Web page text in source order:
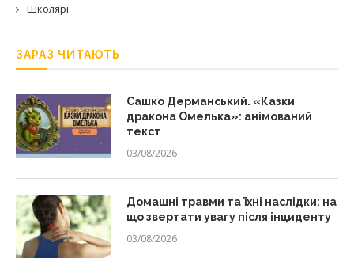
Школярі
ЗАРАЗ ЧИТАЮТЬ
Сашко Дерманський. «Казки
дракона Омелька»: анімований
текст
03/08/2026
Домашні травми та їхні наслідки: на
що звертати увагу після інциденту
03/08/2026